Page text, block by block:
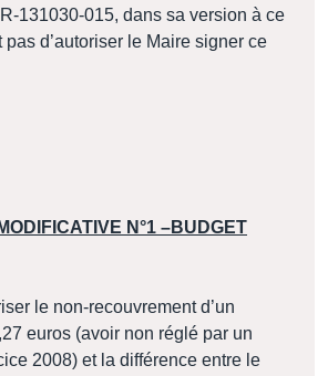
131030-015, dans sa version à ce
pas d’autoriser le Maire signer ce
N°1 –BUDGET
le non-recouvrement d’un
euros (avoir non réglé par un
2008) et la différence entre le